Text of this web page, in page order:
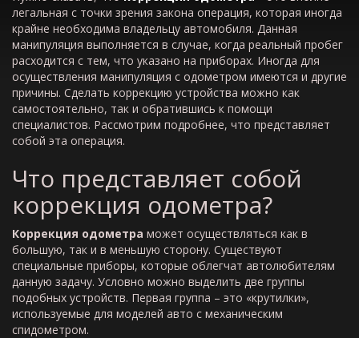
легальная с точки зрения закона операция, которая иногда
крайне необходима владельцу автомобиля. Данная
манипуляция выполняется в случае, когда реальный пробег
расходится с тем, что указано на приборах. Иногда для
осуществления манипуляция с одометром имеются и другие
причины. Сделать коррекцию устройства можно как
самостоятельно, так и обратившись к помощи
специалистов. Рассмотрим подробнее, что представляет
собой эта операция.
Что представляет собой
коррекция одометра?
Коррекция одометра может осуществляться как в
большую, так и в меньшую сторону. Существуют
специальные приборы, которые облегчат автолюбителям
данную задачу. Условно можно выделить две группы
подобных устройств. Первая группа – это «крутилки»,
используемые для моделей авто с механическим
спидометром.